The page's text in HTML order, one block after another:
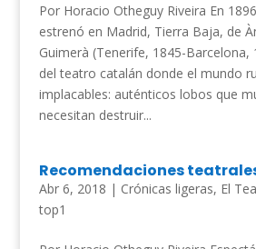
Por Horacio Otheguy Riveira En
estrenó en Madrid, Tierra Baja, de
Guimerà (Tenerife, 1845-Barcelona,
del teatro catalán donde el mundo
implacables: auténticos lobos que
necesitan destruir...
Recomendaciones
Abr 6, 2018 | Crónicas ligeras, El
top1